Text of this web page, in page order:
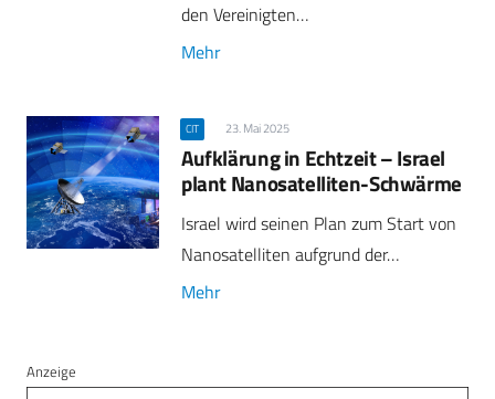
den Vereinigten…
Mehr
CIT 23. Mai 2025
Aufklärung in Echtzeit – Israel
plant Nanosatelliten-Schwärme
Israel wird seinen Plan zum Start von
Nanosatelliten aufgrund der…
Mehr
Anzeige